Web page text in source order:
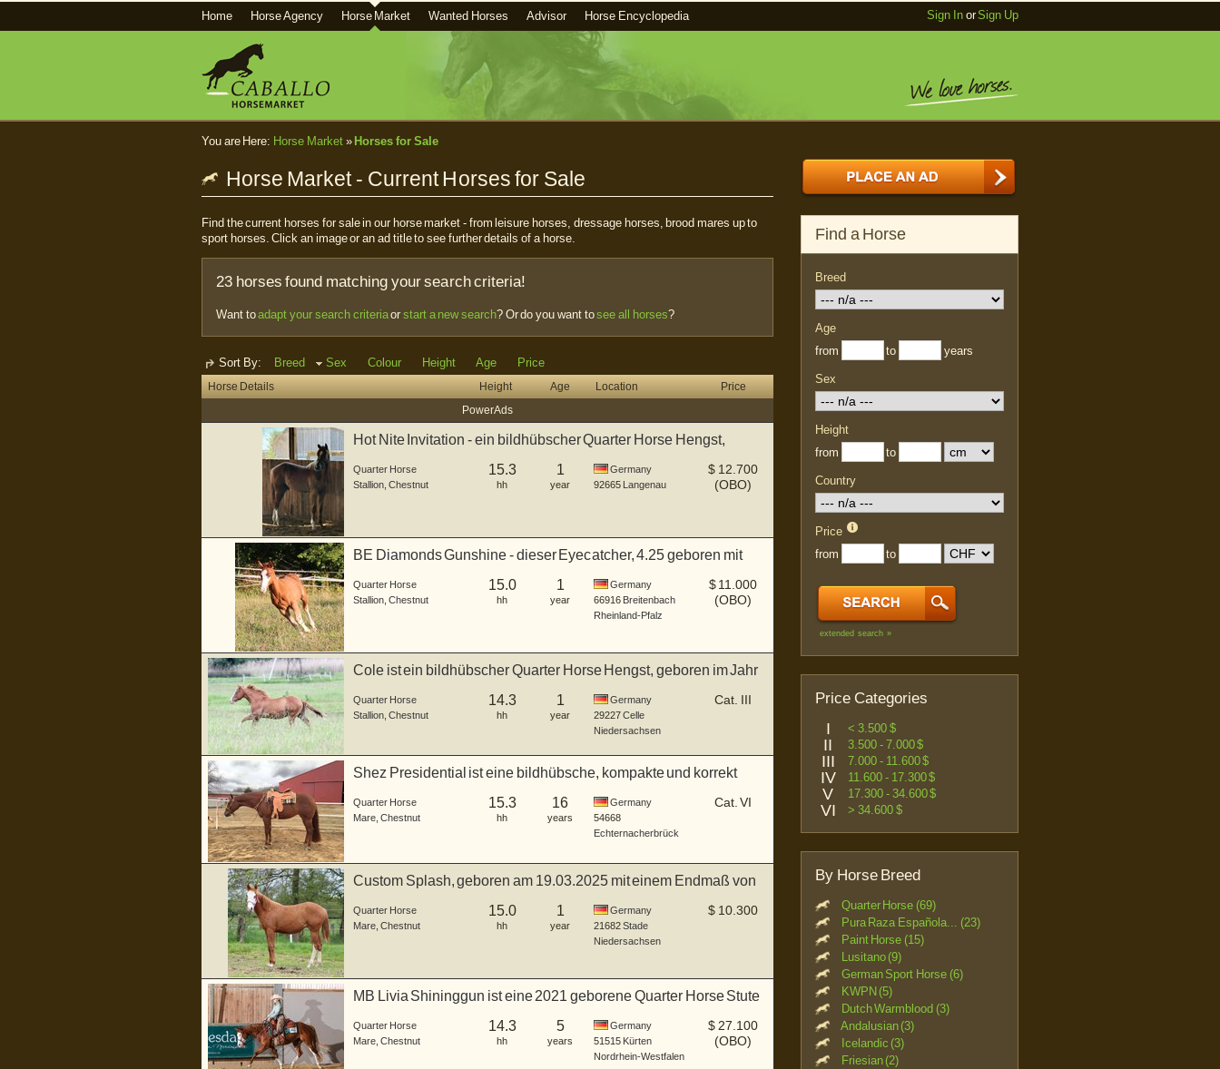
Home Horse Agency Horse Market Wanted Horses Advisor Horse Encyclopedia Sign InorSign Up
You are Here: Horse Market» Horses for Sale
Horse Market - Current Horses for Sale
Find the current horses for sale in our horse market - from leisure horses, dressage horses, brood mares up to
sport horses. Click an image or an ad title to see further details of a horse.
23 horses found matching your search criteria!
Want toadapt your search criteriaor start a new search? Or do you want tosee all horses?
Sort By: Breed Sex Colour Height Age Price
Horse Details Height Age Location
Price
Power Ads
Hot Nite Invitation - ein bildhübscher Quarter Horse Hengst,
Quarter Horse
Stallion Chestnut
15.3
hh
1
year
Germany
92665 Langenau
$ 12.700
(OBO)
BE Diamonds Gunshine - dieser Eyecatcher, 4.25 geboren mit
Quarter Horse
Stallion Chestnut
15.0
hh
1
year
Germany
66916 Breitenbach
Rheinland-Pfalz
$ 11.000
(OBO)
Cole ist ein bildhübscher Quarter Horse Hengst, geboren im Jahr
Quarter Horse
Stallion Chestnut
14.3
hh
1
year
Germany
29227Celle
Niedersachsen
Cat. III
Shez Presidential ist eine bildhübsche, kompakte und korrekt
Quarter Horse
Mare Chestnut
15.3
hh
16
years
Germany
54668
Echternacherbrück
Cat. VI
Custom Splash, geboren am 19.03.2025 mit einem Endmaß von
Quarter Horse
Mare Chestnut
15.0
hh
1
year
Germany
21682Stade
Niedersachsen
$ 10.300
MB Livia Shininggun ist eine 2021 geborene Quarter Horse Stute
Quarter Horse
Mare Chestnut
14.3
hh
5
years
Germany
51515 Kürten
Nordrhein-Westfalen
$ 27.100
(OBO)
Find a Horse
Breed
Age
from
to years
Sex
Height
from
to
Country
Price
from
to
extended search »
Price Categories
I < 3.500 $
II 3.500 - 7.000 $
III 7.000 - 11.600 $
IV 11.600 - 17.300 $
V 17.300 - 34.600 $
VI > 34.600 $
By Horse Breed
Quarter Horse (69)
Pura Raza Española... (23)
Paint Horse (15)
Lusitano (9)
German Sport Horse (6)
KWPN (5)
Dutch Warmblood (3)
Andalusian (3)
Icelandic (3)
Friesian (2)